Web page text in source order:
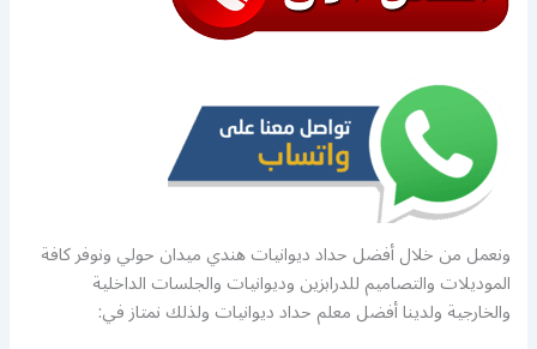
ونعمل من خلال أفضل حداد ديوانيات هندي ميدان حولي ونوفر كافة
الموديلات والتصاميم للدرابزين وديوانيات والجلسات الداخلية
والخارجية ولدينا أفضل معلم حداد ديوانيات ولذلك نمتاز في: